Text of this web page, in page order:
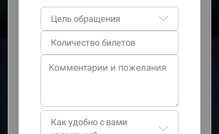
Цель обращения
Как удобно с вами